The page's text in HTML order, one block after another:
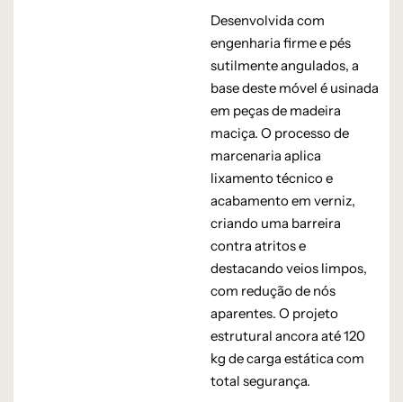
Desenvolvida com
engenharia firme e pés
sutilmente angulados, a
base deste móvel é usinada
em peças de madeira
maciça. O processo de
marcenaria aplica
lixamento técnico e
acabamento em verniz,
criando uma barreira
contra atritos e
destacando veios limpos,
com redução de nós
aparentes. O projeto
estrutural ancora até 120
kg de carga estática com
total segurança.